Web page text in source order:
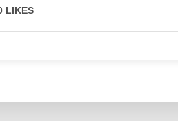
LIKES